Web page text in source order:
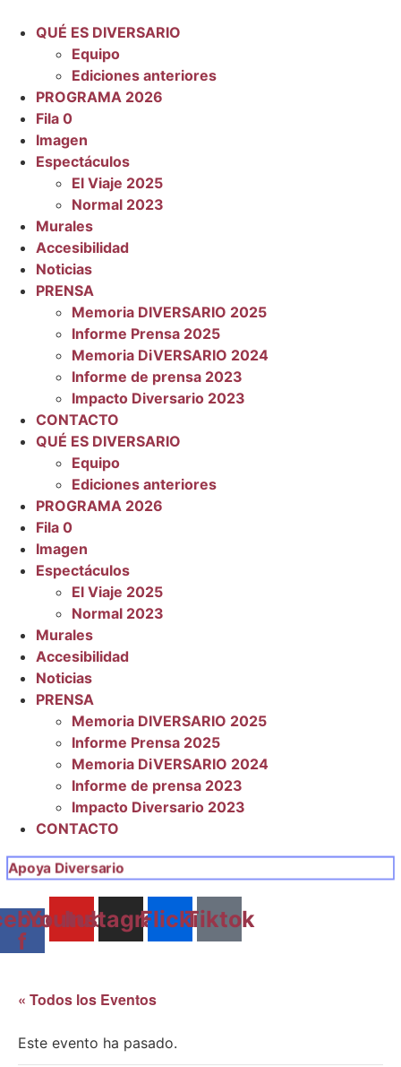
QUÉ ES DIVERSARIO
Equipo
Ediciones anteriores
PROGRAMA 2026
Fila 0
Imagen
Espectáculos
El Viaje 2025
Normal 2023
Murales
Accesibilidad
Noticias
PRENSA
Memoria DIVERSARIO 2025
Informe Prensa 2025
Memoria DiVERSARIO 2024
Informe de prensa 2023
Impacto Diversario 2023
CONTACTO
QUÉ ES DIVERSARIO
Equipo
Ediciones anteriores
PROGRAMA 2026
Fila 0
Imagen
Espectáculos
El Viaje 2025
Normal 2023
Murales
Accesibilidad
Noticias
PRENSA
Memoria DIVERSARIO 2025
Informe Prensa 2025
Memoria DiVERSARIO 2024
Informe de prensa 2023
Impacto Diversario 2023
CONTACTO
Apoya Diversario
f
Youtube
Instagram
FlickrTiktok
« Todos los Eventos
Este evento ha pasado.